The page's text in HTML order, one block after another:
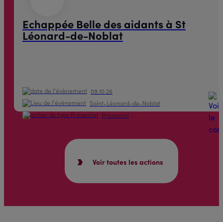
Voir toutes les actions
Echappée Belle des aidants à St
Léonard-de-Noblat
09.10.26
Saint-Léonard-de-Noblat
Présentiel